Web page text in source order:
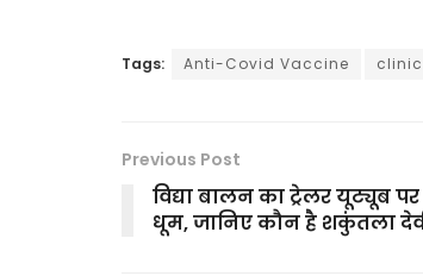
Tags: Anti-Covid Vaccine
Previous Post
विद्या बालन का ट्रेलर यूट्यूब
धूम, जानिए कौन है शकुंतला